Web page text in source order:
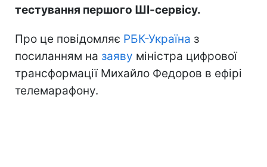
тестування першого ШІ-сервісу.
Про це повідомляє РБК-Україна з
посиланням на заяву міністра цифрової
трансформації Михайло Федоров в ефірі
телемарафону.